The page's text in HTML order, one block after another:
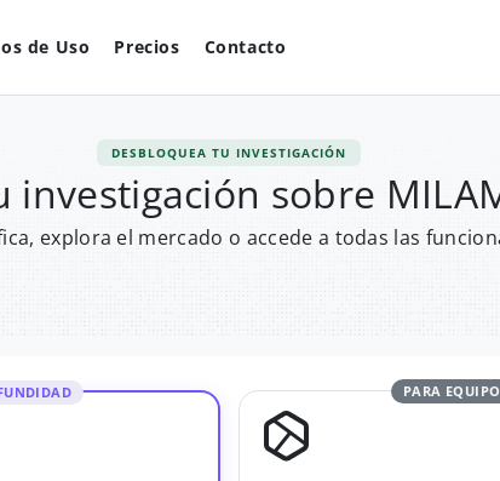
de Uso Precios Contacto
DESBLOQUEA TU INVESTIGACIÓN
sobre
explora el mercado o accede a todas las
PARA